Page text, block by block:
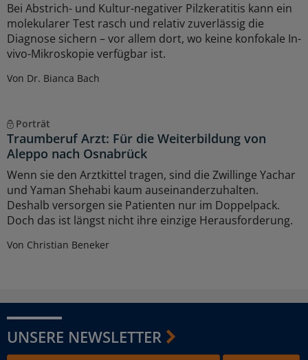
Bei Abstrich- und Kultur-negativer Pilzkeratitis kann ein
molekularer Test rasch und relativ zuverlässig die
Diagnose sichern – vor allem dort, wo keine konfokale In-
vivo-Mikroskopie verfügbar ist.
Von Dr. Bianca Bach
Porträt
Traumberuf Arzt: Für die Weiterbildung von
Aleppo nach Osnabrück
Wenn sie den Arztkittel tragen, sind die Zwillinge Yachar
und Yaman Shehabi kaum auseinanderzuhalten.
Deshalb versorgen sie Patienten nur im Doppelpack.
Doch das ist längst nicht ihre einzige Herausforderung.
Von Christian Beneker
UNSERE NEWSLETTER